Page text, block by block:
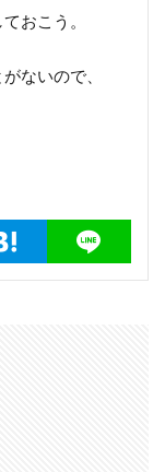
おこう。
ないので、